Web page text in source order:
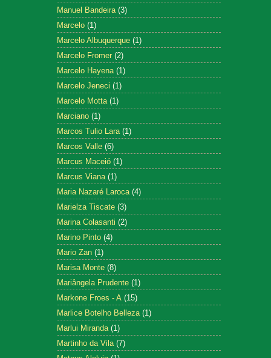
Manuel Bandeira (3)
Marcelo (1)
Marcelo Albuquerque (1)
Marcelo Fromer (2)
Marcelo Hayena (1)
Marcelo Jeneci (1)
Marcelo Motta (1)
Marciano (1)
Marcos Tulio Lara (1)
Marcos Valle (6)
Marcus Maceió (1)
Marcus Viana (1)
Maria Nazaré Laroca (4)
Marielza Tiscate (3)
Marina Colasanti (2)
Marino Pinto (4)
Mario Zan (1)
Marisa Monte (8)
Mariângela Prudente (1)
Markone Froes - A (15)
Marlice Botelho Belleza (1)
Marlui Miranda (1)
Martinho da Vila (7)